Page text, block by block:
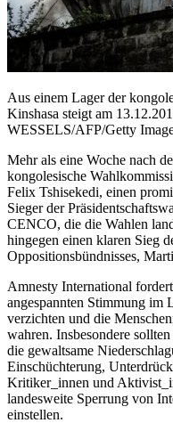
Aus einem Lager der
Kinshasa steigt am
WESSELS/AFP/Getty
Mehr als eine Woche nach
kongolesische
Felix Tshisekedi, einen
Sieger der
CENCO, die die Wahlen
hingegen einen klaren Sieg
Oppositionsbündnisses,
Amnesty International
angespannten Stimmung im
verzichten und die
wahren. Insbesondere
die gewaltsame
Einschüchterung,
Kritiker_innen und
landesweite Sperrung von
einstellen.